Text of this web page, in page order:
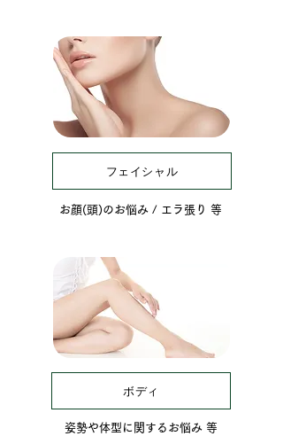
フェイシャル
お顔(頭)のお悩み ​/ エラ張り 等
ボディ
姿勢や体型に関するお悩み 等